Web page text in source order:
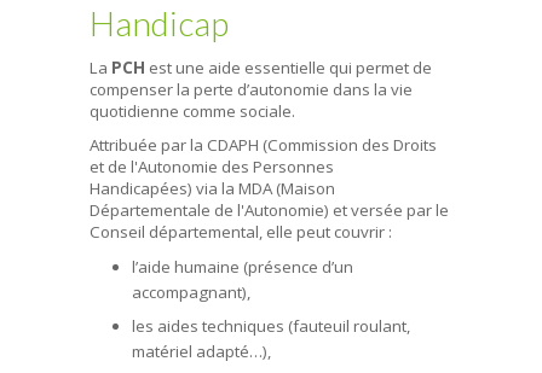
Handicap
La PCH est une aide essentielle qui permet de
compenser la perte d’autonomie dans la vie
quotidienne comme sociale.
Attribuée par la CDAPH (Commission des Droits
et de l'Autonomie des Personnes
Handicapées) via la MDA (Maison
Départementale de l'Autonomie) et versée par le
Conseil départemental, elle peut couvrir :
l’aide humaine (présence d’un
accompagnant),
les aides techniques (fauteuil roulant,
matériel adapté…),